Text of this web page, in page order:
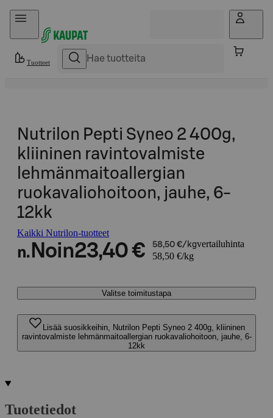
Hyppää sisältöön
Tuotteet
Nutrilon Pepti Syneo 2 400g,
kliininen ravintovalmiste
lehmänmaitoallergian
ruokavaliohoitoon, jauhe, 6-
12kk
Kaikki Nutrilon-tuotteet
n. Noin23,40 € 58,50 €/kgvertailuhinta
58,50 €/kg
Valitse toimitustapa
Lisää suosikkeihin, Nutrilon Pepti Syneo 2 400g, kliininen
ravintovalmiste lehmänmaitoallergian ruokavaliohoitoon, jauhe, 6-
12kk
Tuotetiedot